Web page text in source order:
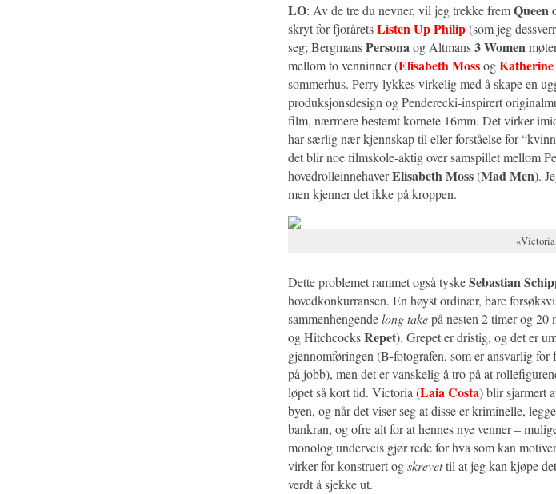
LO: Av de tre du nevner, vil jeg trekke fremQueen
skryt for fjoråretsListen Up Philip(som jeg
seg; BergmansPersonaog Altmans3 Women
mellom to venninner (Elisabeth Mossog
sommerhus. Perry lykkes virkelig med å skape en
produksjonsdesign og Penderecki-inspirert
film, nærmere bestemt kornete 16mm. Det virker
har særlig nær kjennskap til eller forståelse for
det blir noe filmskole-aktig over samspillet mellom
hovedrolleinnehaverElisabeth Moss(Mad Men).
men kjenner det ikke på kroppen.
Dette problemet rammet også tyskeSebastian
hovedkonkurransen. En høyst ordinær, bare
sammenhengendelong takepå nesten 2 timer og 20
og HitchcocksRepet). Grepet er dristig, og det er
gjennomføringen (B-fotografen, som er ansvarlig
på jobb), men det er vanskelig å tro på at
løpet så kort tid. Victoria (Laia Costa) blir sjarmert
byen, og når det viser seg at disse er kriminelle,
bankran, og ofre alt for at hennes nye venner –
monolog underveis gjør rede for hva som kan
virker for konstruert ogskrevettil at jeg kan kjøpe
verdt å sjekke ut.